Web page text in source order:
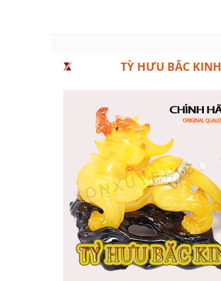
TỲ HƯU BẮC KINH